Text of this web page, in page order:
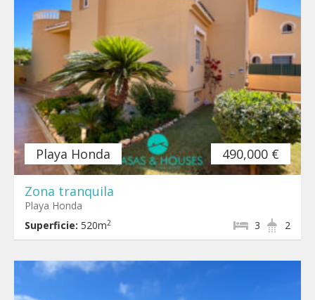
Playa Honda 490,000 €
Zona tranquila
Playa Honda
Superficie: 520m2 2
3